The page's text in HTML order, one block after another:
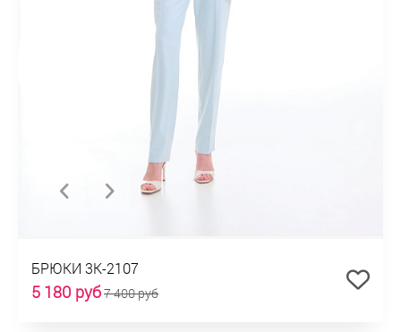
БРЮКИ 3К-2107
5 180 руб7 400 руб